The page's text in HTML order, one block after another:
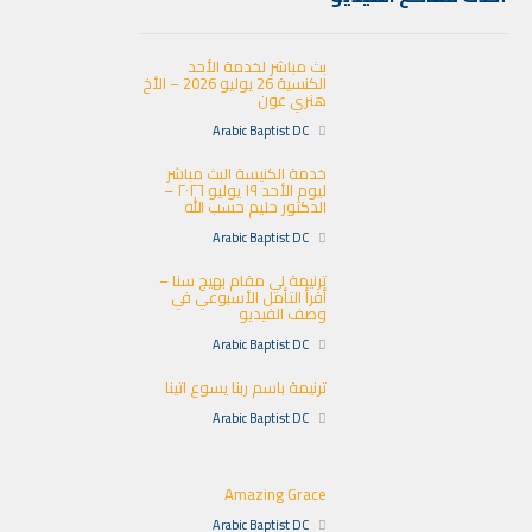
بث مباشر لخدمة الأحد
الكنسية 26 يوليو 2026 – الأخ
هنري عون
Arabic Baptist DC
خدمة الكنيسة البث مباشر
ليوم الأحد ١٩ يوليو ٢٠٢٦ –
الدكتور حليم حسب الله
Arabic Baptist DC
ترنيمة لي مقام بهيج سنا –
أقرأ التأمل الأسبوعي في
وصف الفيديو
Arabic Baptist DC
ترنيمة باسم ربنا يسوع اتينا
Arabic Baptist DC
Amazing Grace
Arabic Baptist DC